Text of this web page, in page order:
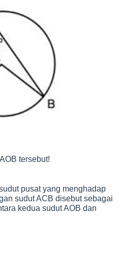
tersebut!
pusat yang menghadap
sudut ACB disebut sebagai
kedua sudut AOB dan